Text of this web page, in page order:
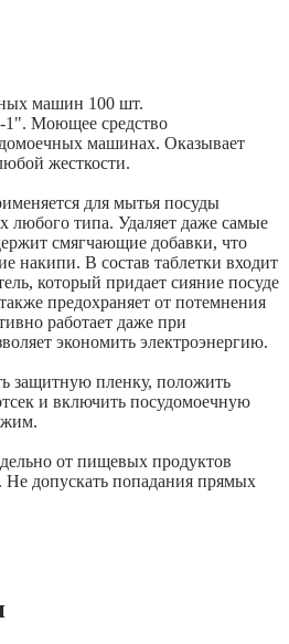
машин 100 шт.
Моющее средство
машинах. Оказывает
жесткости.
для мытья посуды
любого типа. Удаляет даже самые
смягчающие добавки, что
накипи. В состав таблетки входит
который придает сияние посуде
предохраняет от потемнения
работает даже при
экономить электроэнергию.
защитную пленку, положить
и включить посудомоечную
от пищевых продуктов
Не допускать попадания прямых